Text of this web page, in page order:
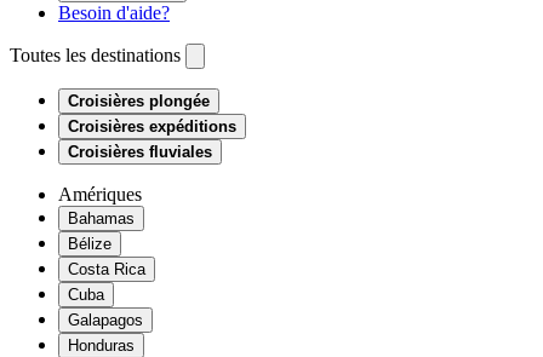
Besoin d'aide?
Toutes les destinations
Croisières plongée
Croisières expéditions
Croisières fluviales
Amériques
Bahamas
Bélize
Costa Rica
Cuba
Galapagos
Honduras